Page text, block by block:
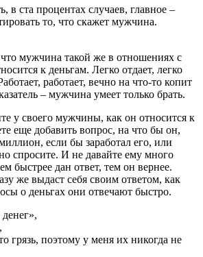
в ста процентах случаев, главное –
то, что скажет мужчина.
мужчина такой же в отношениях с
к деньгам. Легко отдает, легко
работает, вечно на что-то копит
– мужчина умеет только брать.
у своего мужчины, как он относится к
еще добавить вопрос, на что бы он,
если бы заработал его, или
спросите. И не давайте ему много
быстрее дан ответ, тем он вернее.
же выдаст себя своим ответом, как
о деньгах они отвечают быстро.
грязь, поэтому у меня их никогда не